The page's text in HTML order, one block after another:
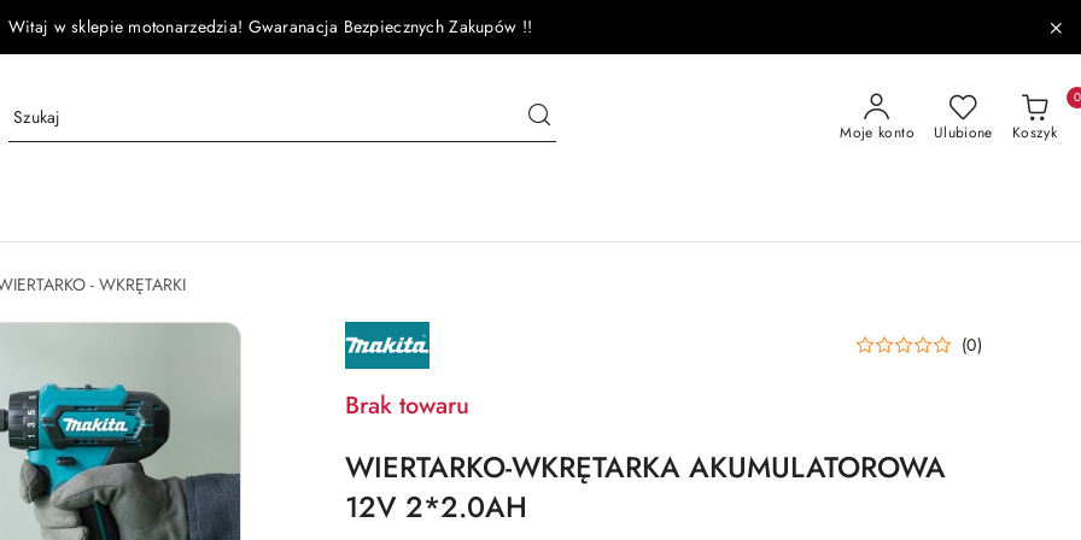
Witaj w sklepie motonarzedzia! Gwaranacja Bezpiecznych Zakupów !!
Moje konto Ulubione Koszyk
0
- WKRĘTARKI
NAZWA
PRODUCENTA:
MAKITA
(0)
Brak towaru
WIERTARKO-WKRĘTARKA AKUMULATOROWA
12V 2*2.0AH